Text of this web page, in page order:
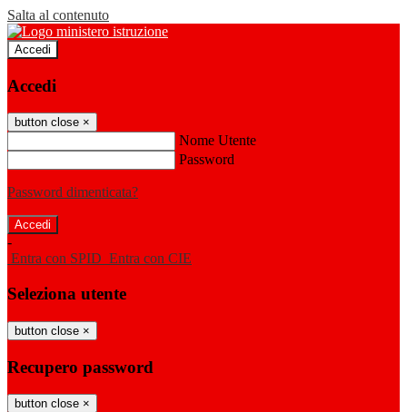
Salta al contenuto
Accedi
Accedi
button close ×
Nome Utente
Password
Password dimenticata?
-
Entra con SPID Entra con CIE
Seleziona utente
button close ×
Recupero password
button close ×